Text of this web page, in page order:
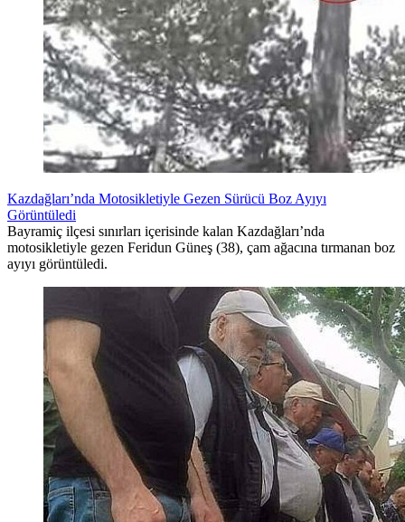
Kazdağları’nda Motosikletiyle Gezen Sürücü Boz Ayıyı
Görüntüledi
Bayramiç ilçesi sınırları içerisinde kalan Kazdağları’nda
motosikletiyle gezen Feridun Güneş (38), çam ağacına tırmanan boz
ayıyı görüntüledi.